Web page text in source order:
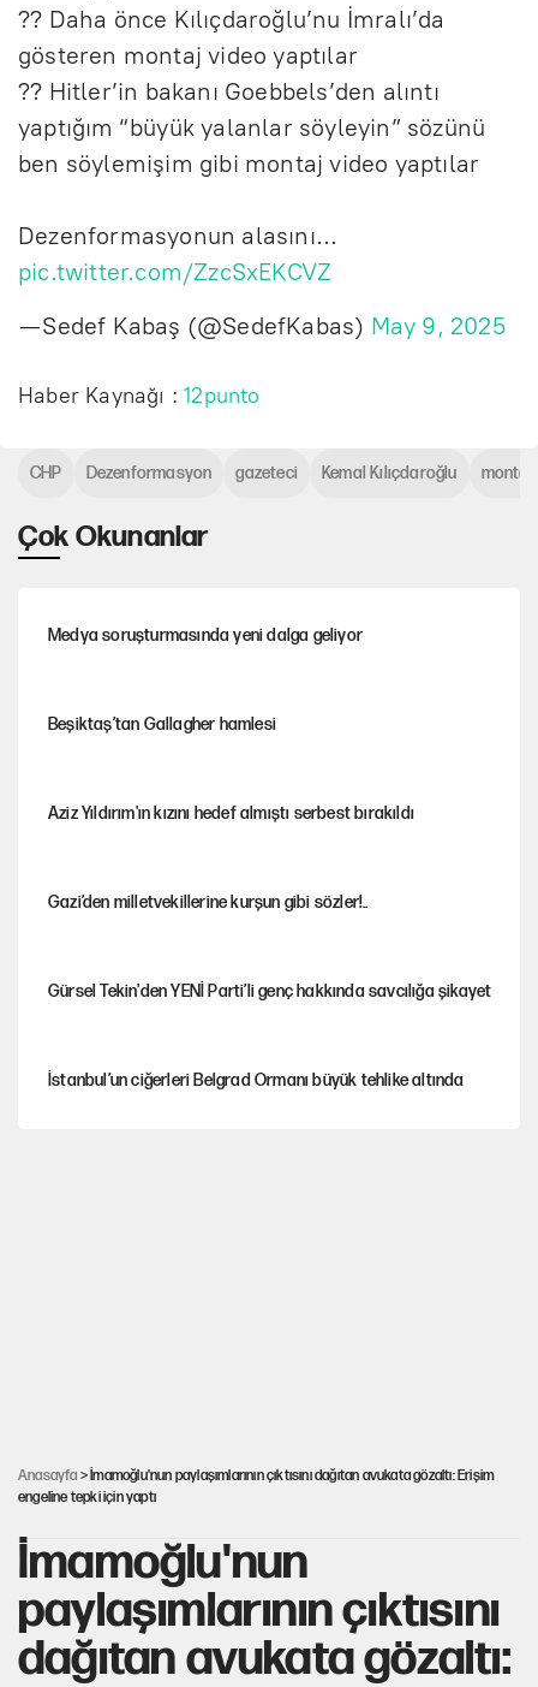
?? Daha önce Kılıçdaroğlu’nu İmralı’da
gösteren montaj video yaptılar
?? Hitler’in bakanı Goebbels’den alıntı
yaptığım “büyük yalanlar söyleyin” sözünü
ben söylemişim gibi montaj video yaptılar
Dezenformasyonun alasını…
pic.twitter.com/ZzcSxEKCVZ
— Sedef Kabaş (@SedefKabas) May 9, 2025
Haber Kaynağı :12punto
Çok Okunanlar
Medya soruşturmasında yeni dalga geliyor
Beşiktaş’tan Gallagher hamlesi
Aziz Yıldırım'ın kızını hedef almıştı serbest bırakıldı
Gazi’den milletvekillerine kurşun gibi sözler!..
Gürsel Tekin'den YENİ Parti’li genç hakkında savcılığa şikayet
İstanbul’un ciğerleri Belgrad Ormanı büyük tehlike altında
CHP Dezenformasyon gazeteci Kemal Kılıçdaroğlu montaj
Anasayfa > İmamoğlu'nun paylaşımlarının çıktısını dağıtan avukata gözaltı: Erişim
engeline tepki için yaptı
İmamoğlu'nun
paylaşımlarının çıktısını
dağıtan avukata gözaltı: